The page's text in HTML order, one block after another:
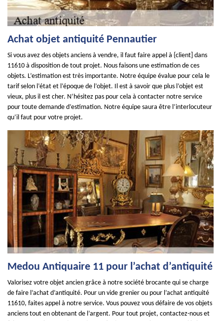
Achat objet antiquité Pennautier
Si vous avez des objets anciens à vendre, il faut faire appel à {client] dans
11610 à disposition de tout projet. Nous faisons une estimation de ces
objets. L’estimation est très importante. Notre équipe évalue pour cela le
tarif selon l’état et l’époque de l’objet. Il est à savoir que plus l’objet est
vieux, plus il est cher. N’hésitez pas pour cela à contacter notre service
pour toute demande d’estimation. Notre équipe saura être l’interlocuteur
qu’il faut pour votre projet.
Medou Antiquaire 11 pour l’achat d’antiquité
Valorisez votre objet ancien grâce à notre société brocante qui se charge
de faire l’achat d’antiquité. Pour un vide grenier ou pour l’achat antiquité
11610, faites appel à notre service. Vous pouvez vous défaire de vos objets
anciens tout en obtenant de l’argent. Pour tout projet, contactez-nous et